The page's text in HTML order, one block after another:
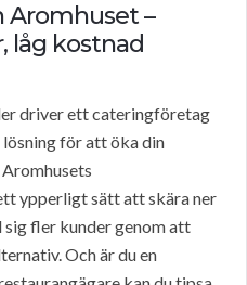
Aromhuset –
låg kostnad
driver ett cateringföretag
lösning för att öka din
ypperligt sätt att skära ner
fler kunder genom att
Och är du en